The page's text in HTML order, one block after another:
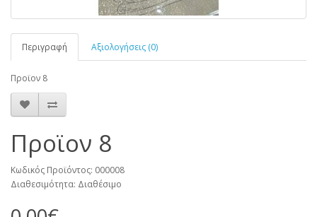
Περιγραφή Αξιολογήσεις (0)
Προϊον 8
Προϊον 8
Κωδικός Προϊόντος: 000008
Διαθεσιμότητα: Διαθέσιμο